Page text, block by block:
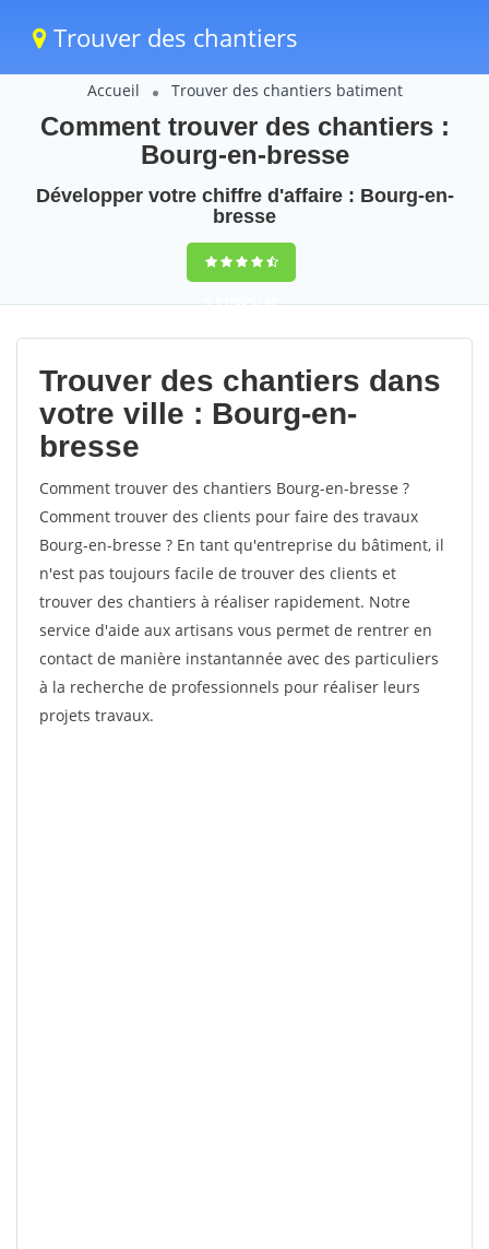
Trouver des chantiers
Accueil Trouver des chantiers batiment
Comment trouver des chantiers :
Bourg-en-bresse
Développer votre chiffre d'affaire : Bourg-en-
bresse
9,5(100%)45
votes
Trouver des chantiers dans
votre ville : Bourg-en-
bresse
Comment trouver des chantiers Bourg-en-bresse ?
Comment trouver des clients pour faire des travaux
Bourg-en-bresse ? En tant qu'entreprise du bâtiment, il
n'est pas toujours facile de trouver des clients et
trouver des chantiers à réaliser rapidement. Notre
service d'aide aux artisans vous permet de rentrer en
contact de manière instantannée avec des particuliers
à la recherche de professionnels pour réaliser leurs
projets travaux.